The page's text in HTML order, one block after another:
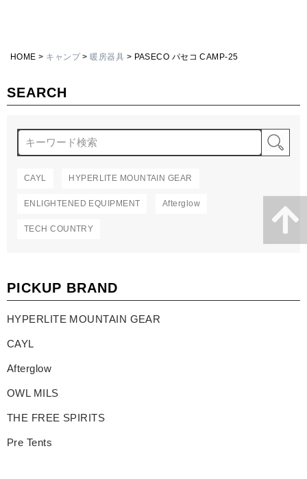
SEARCH
CAYL HYPERLITE MOUNTAIN GEAR
ENLIGHTENED EQUIPMENT Afterglow
TECH COUNTRY
PICKUP BRAND
HYPERLITE MOUNTAIN GEAR
CAYL
Afterglow
OWL MILS
THE FREE SPIRITS
Pre Tents
HOME キャンプ 暖房器具 PASECO パセコ CAMP-25